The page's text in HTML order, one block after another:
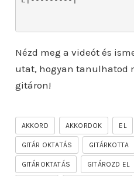
Nézd meg a videót és
utat, hogyan tanulhatod
gitáron!
AKKORD AKKORDOK EL
GITÁR OKTATÁS GITÁRKOTTA
GITÁROKTATÁS GITÁROZD EL